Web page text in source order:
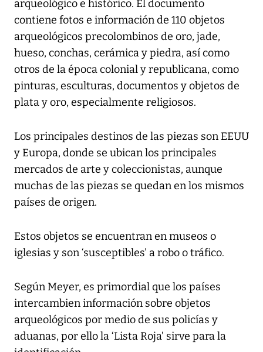
arqueológico e histórico. El documento
contiene fotos e información de 110 objetos
arqueológicos precolombinos de oro, jade,
hueso, conchas, cerámica y piedra, así como
otros de la época colonial y republicana, como
pinturas, esculturas, documentos y objetos de
plata y oro, especialmente religiosos.
Los principales destinos de las piezas son EEUU
y Europa, donde se ubican los principales
mercados de arte y coleccionistas, aunque
muchas de las piezas se quedan en los mismos
países de origen.
Estos objetos se encuentran en museos o
iglesias y son ‘susceptibles’ a robo o tráfico.
Según Meyer, es primordial que los países
intercambien información sobre objetos
arqueológicos por medio de sus policías y
aduanas, por ello la ‘Lista Roja’ sirve para la